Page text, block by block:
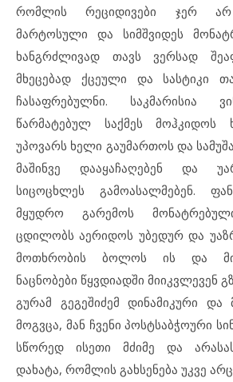
რომლის რეციდივები ჯერ არ
მარტოსული და სიმშვიდეს
ხანგრძლივად თავს ვერსად
მხეცებად ქცეული და სასტიკი
ჩასაფრებულნი. საკმარისია
წარმატებულ საქმეს მოჰკიდოს
უპოვარს ხელი გაუმართოს და
მაშინვე დააყაჩაღებენ და
სიცოცხლეს გამოასალმებენ.
მყუდრო გარემოს
ცდილობს აერიდოს უბედურ და
მოთხრობის ბოლოს ის და
ნაცნობები წყვდიადში მიიკვლევენ
გურამ გეგეშიძემ დინამიკური
მოგვცა, მან ჩვენი პოსტსაბჭოური
სწორედ ისეთი მძიმე და
დახატა, რომლის გახსენება უკვე არც